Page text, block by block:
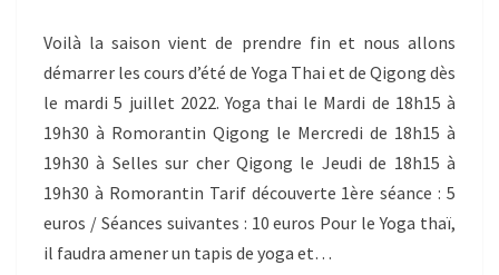
JUILLET
Voilà la saison vient de prendre fin et nous allons
démarrer les cours d’été de Yoga Thai et de Qigong dès
le mardi 5 juillet 2022. Yoga thai le Mardi de 18h15 à
19h30 à Romorantin Qigong le Mercredi de 18h15 à
19h30 à Selles sur cher Qigong le Jeudi de 18h15 à
19h30 à Romorantin Tarif découverte 1ère séance : 5
euros / Séances suivantes : 10 euros Pour le Yoga thaï,
il faudra amener un tapis de yoga et…